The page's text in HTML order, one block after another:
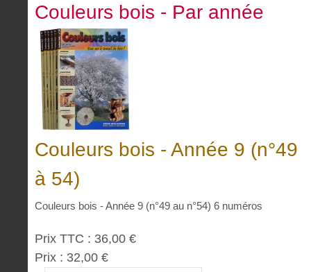
Couleurs bois - Par année
Couleurs bois - Année 9 (n°49
à 54)
Couleurs bois - Année 9 (n°49 au n°54) 6 numéros
Prix TTC : 36,00 €
Prix : 32,00 €